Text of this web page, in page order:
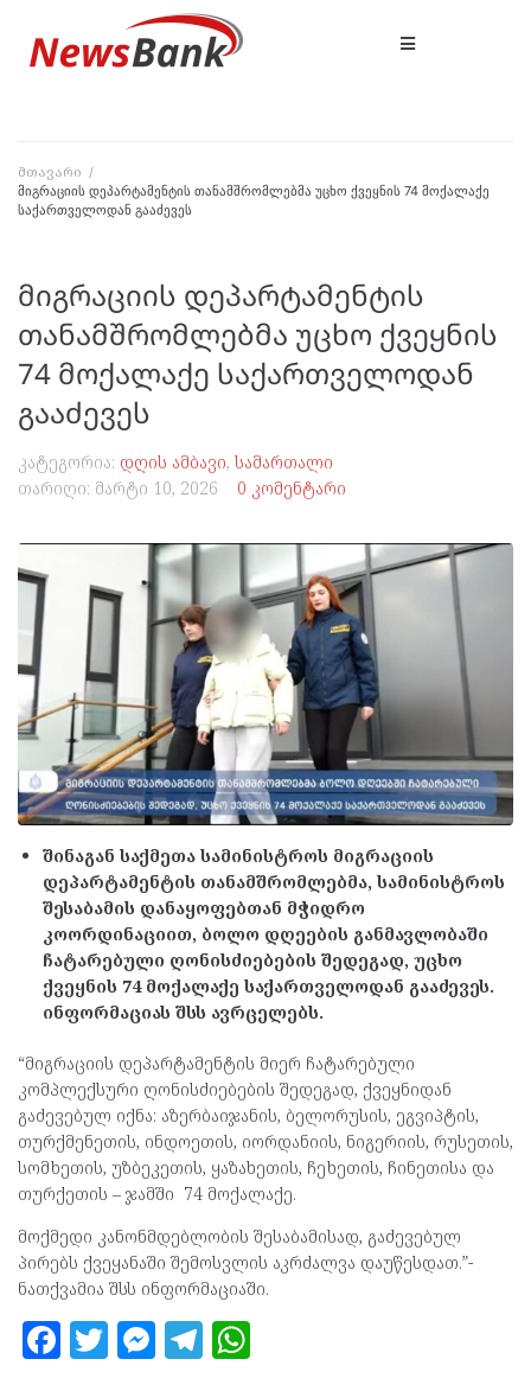
მთავარი /
მიგრაციის დეპარტამენტის თანამშრომლებმა უცხო ქვეყნის 74 მოქალაქე
საქართველოდან გააძევეს
მიგრაციის დეპარტამენტის
თანამშრომლებმა უცხო ქვეყნის
74 მოქალაქე საქართველოდან
გააძევეს
კატეგორია: დღის ამბავი, სამართალი
თარიღი: მარტი 10, 2026 0 კომენტარი
შინაგან საქმეთა სამინისტროს მიგრაციის
დეპარტამენტის თანამშრომლებმა, სამინისტროს
შესაბამის დანაყოფებთან მჭიდრო
კოორდინაციით, ბოლო დღეების განმავლობაში
ჩატარებული ღონისძიებების შედეგად, უცხო
ქვეყნის 74 მოქალაქე საქართველოდან გააძევეს.
ინფორმაციას შსს ავრცელებს.
“მიგრაციის დეპარტამენტის მიერ ჩატარებული
კომპლექსური ღონისძიებების შედეგად, ქვეყნიდან
გაძევებულ იქნა: აზერბაიჯანის, ბელორუსის, ეგვიპტის,
თურქმენეთის, ინდოეთის, იორდანიის, ნიგერიის, რუსეთის,
სომხეთის, უზბეკეთის, ყაზახეთის, ჩეხეთის, ჩინეთისა და
თურქეთის – ჯამში 74 მოქალაქე.
მოქმედი კანონმდებლობის შესაბამისად, გაძევებულ
პირებს ქვეყანაში შემოსვლის აკრძალვა დაუწესდათ.”-
ნათქვამია შსს ინფორმაციაში.
F
a
T
w
M
es
T
el